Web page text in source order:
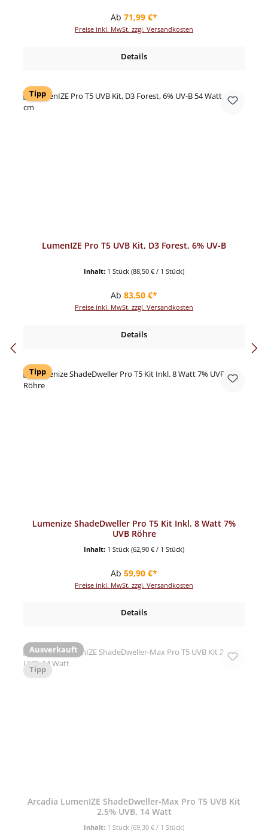
Regulärer Preis:
Ab 71,99 €*
Preise inkl. MwSt. zzgl. Versandkosten
Details
Tipp
LumenIZE Pro T5 UVB Kit, D3 Forest, 6% UV-B
Inhalt: 1 Stück (88,50 € / 1 Stück)
Regulärer Preis:
Ab 83,50 €*
Preise inkl. MwSt. zzgl. Versandkosten
Details
Tipp
Lumenize ShadeDweller Pro T5 Kit Inkl. 8 Watt 7%
UVB Röhre
Inhalt: 1 Stück (62,90 € / 1 Stück)
Regulärer Preis:
Ab 59,90 €*
Preise inkl. MwSt. zzgl. Versandkosten
Details
Ausverkauft
Tipp
Arcadia LumenIZE ShadeDweller-Max Pro T5 UVB Kit
2.5% UVB, 14 Watt
Inhalt: 1 Stück (69,30 € / 1 Stück)